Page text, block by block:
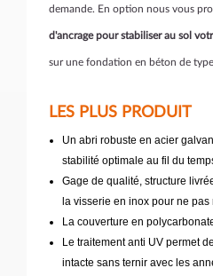
demande. En option nous vous
d'ancrage pour stabiliser au sol
sur une fondation en béton de
LES PLUS PRODUIT
Un abri robuste en acier
stabilité optimale au fil du
Gage de qualité, structure
la visserie en inox pour ne pas
La couverture en
Le traitement anti UV permet
intacte sans ternir avec les